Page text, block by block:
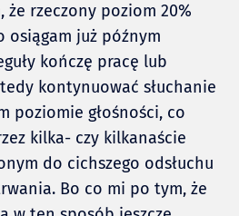
że rzeczony poziom 20%
osiągam już późnym
kończę pracę lub
kontynuować słuchanie
poziomie głośności, co
kilka- czy kilkanaście
do cichszego odsłuchu
Bo co mi po tym, że